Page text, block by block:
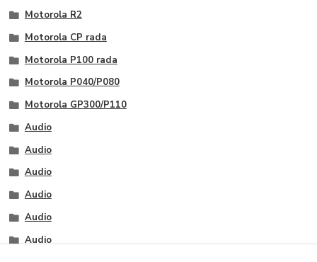
Motorola R2
Motorola CP rada
Motorola P100 rada
Motorola P040/P080
Motorola GP300/P110
Audio
Audio
Audio
Audio
Audio
Audio